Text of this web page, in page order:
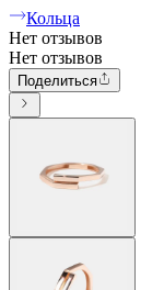
Кольца
Нет отзывов
Нет отзывов
Поделиться